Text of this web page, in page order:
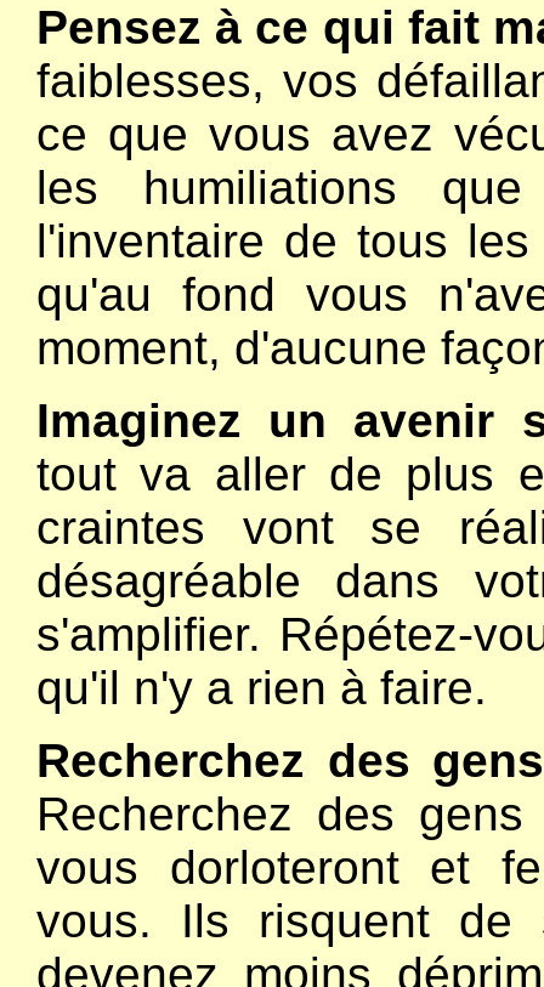
Pensez à ce qui fait
faiblesses, vos
ce que vous avez
les humiliations
l'inventaire de tous
qu'au fond vous
moment, d'aucune
Imaginez un avenir
tout va aller de plus
craintes vont se
désagréable dans
s'amplifier. Répétez-
qu'il n'y a rien à faire.
Recherchez des
Recherchez des
vous dorloteront et
vous. Ils risquent de
devenez moins